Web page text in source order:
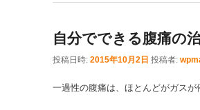
自分でできる腹痛の
投稿日時: 2015年10月2日 投稿者:
一過性の腹痛は、ほとんどがガス